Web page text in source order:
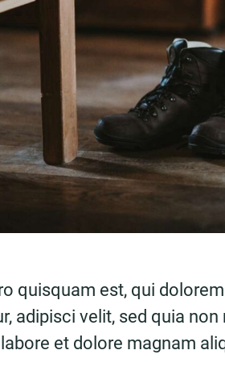
quisquam est, qui
adipisci velit, sed quia
et dolore magnam